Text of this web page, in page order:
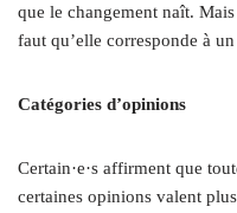
que le changement naît.
faut qu’elle corresponde à
Catégories d’opinions
Certain·e·s affirment que
certaines opinions valent